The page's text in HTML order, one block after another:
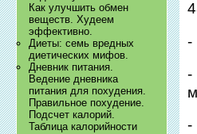
Как улучшить обмен
веществ. Худеем
эффективно.
Диеты: семь вредных
диетических мифов.
Дневник питания.
Ведение дневника
питания для похудения.
Правильное похудение.
Подсчет калорий.
Таблица калорийности
-
-
-